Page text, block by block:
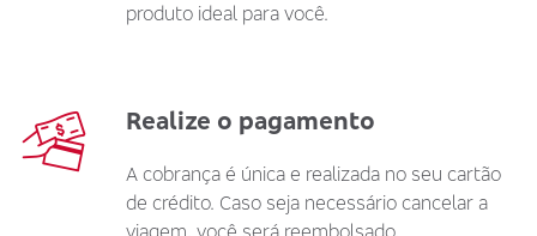
produto ideal para você.
Realize o pagamento
A cobrança é única e realizada no seu cartão
de crédito. Caso seja necessário cancelar a
viagem, você será reembolsado.